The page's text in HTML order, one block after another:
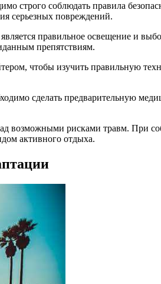
строго соблюдать правила
серьезных повреждений.
правильное освещение и
препятствиям.
чтобы изучить правильную
сделать предварительную
возможными рисками травм. При
активного отдыха.